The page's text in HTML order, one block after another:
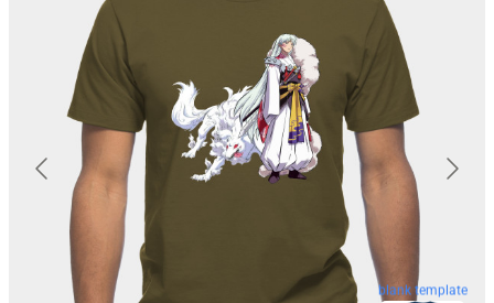
blank template